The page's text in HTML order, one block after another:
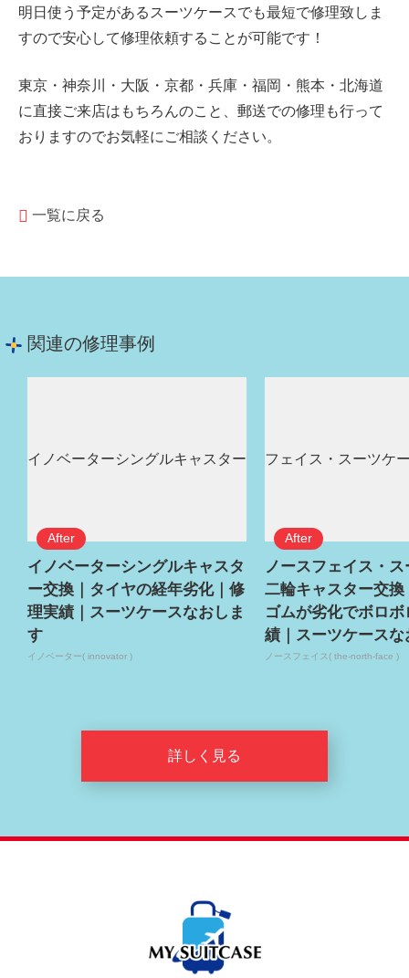
明日使う予定があるスーツケースでも最短で修理致しま
すので安心して修理依頼することが可能です！
東京・神奈川・大阪・京都・兵庫・福岡・熊本・北海道
に直接ご来店はもちろんのこと、郵送での修理も行って
おりますのでお気軽にご相談ください。
一覧に戻る
関連の修理事例
イノベーターシングルキャスタ
ー交換｜タイヤの経年劣化｜修
理実績｜スーツケースなおしま
す
イノベーター( innovator )
ノースフェイス・
二輪キャスター交換
ゴムが劣化でボロ
績｜スーツケースな
ノースフェイス( the-north-face )
詳しく見る